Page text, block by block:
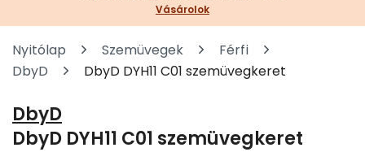
Vásárolok
Nyitólap Szemüvegek
Férfi
DbyD
DbyD DYH11 C01 szemüvegkeret
DbyD
DbyD DYH11 C01 szemüvegkeret